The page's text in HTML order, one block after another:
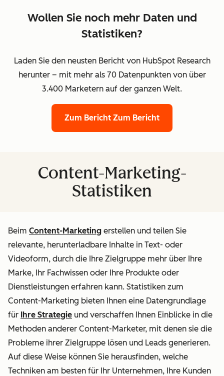
Wollen Sie noch mehr Daten und
Statistiken?
Laden Sie den neusten Bericht von HubSpot Research
herunter – mit mehr als 70 Datenpunkten von über
3.400 Marketern auf der ganzen Welt.
Zum Bericht Zum Bericht
Content-Marketing-
Statistiken
Beim Content-Marketing erstellen und teilen Sie
relevante, herunterladbare Inhalte in Text- oder
Videoform, durch die Ihre Zielgruppe mehr über Ihre
Marke, Ihr Fachwissen oder Ihre Produkte oder
Dienstleistungen erfahren kann. Statistiken zum
Content-Marketing bieten Ihnen eine Datengrundlage
für Ihre Strategie und verschaffen Ihnen Einblicke in die
Methoden anderer Content-Marketer, mit denen sie die
Probleme ihrer Zielgruppe lösen und Leads generieren.
Auf diese Weise können Sie herausfinden, welche
Techniken am besten für Ihr Unternehmen, Ihre Kunden